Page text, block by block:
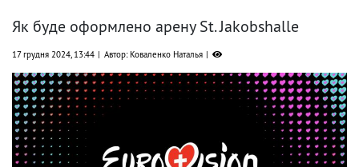
Як буде оформлено арену St. Jakobshalle
17 грудня 2024, 13:44 Автор: Коваленко Наталья